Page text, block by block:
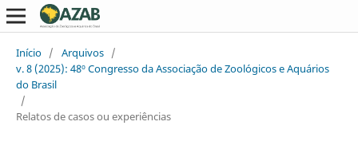
Início / Arquivos /
v. 8 (2025): 48º Congresso da Associação de Zoológicos e Aquários
do Brasil
/
Relatos de casos ou experiências